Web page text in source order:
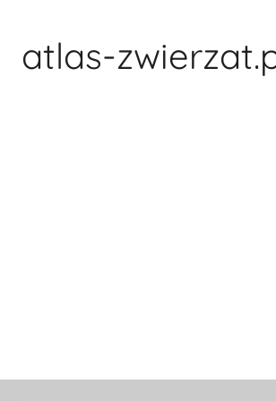
treściatlas-